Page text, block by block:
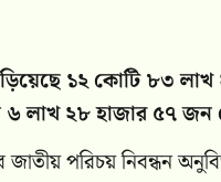
১২ কোটি ৮৩
লাখ ২৮ হাজার ৫৭ জন
জাতীয় পরিচয় নিবন্ধন